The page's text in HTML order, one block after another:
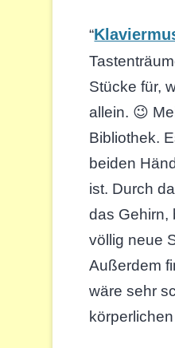
“
Stücke für,
allein. 😉
Bibliothek.
beiden
ist. Durch
das Gehirn,
völlig neue
Außerdem
wäre sehr